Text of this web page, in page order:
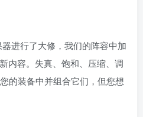
进行了大修，我们的阵容中加
内容。失真、饱和、压缩、调
的装备中并组合它们，但您想